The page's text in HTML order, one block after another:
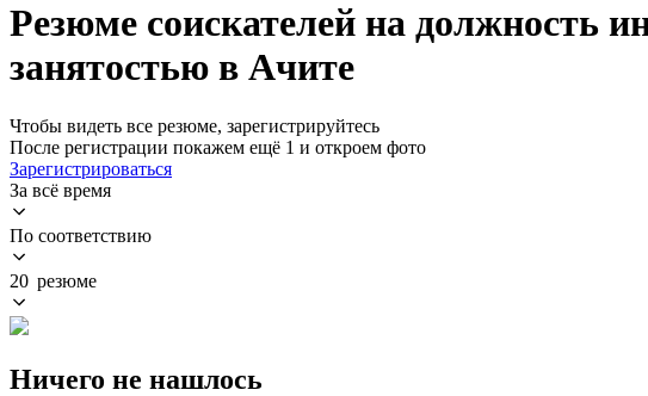
Резюме соискателей на должность
занятостью в Ачите
Чтобы видеть все резюме, зарегистрируйтесь
После регистрации покажем ещё 1 и откроем фото
Зарегистрироваться
За всё время
По соответствию
20 резюме
Ничего не нашлось